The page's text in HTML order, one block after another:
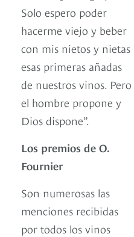
Solo espero poder
hacerme viejo y beber
con mis nietos y nietas
esas primeras añadas
de nuestros vinos. Pero
el hombre propone y
Dios dispone”.
Los premios de O.
Fournier
Son numerosas las
menciones recibidas
por todos los vinos